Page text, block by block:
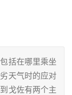
括在哪里乘坐
天气时的应对
戈佐有两个主